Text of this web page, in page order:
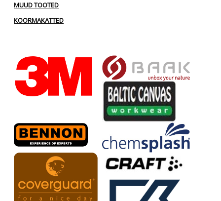
MUUD TOOTED
KOORMAKATTED